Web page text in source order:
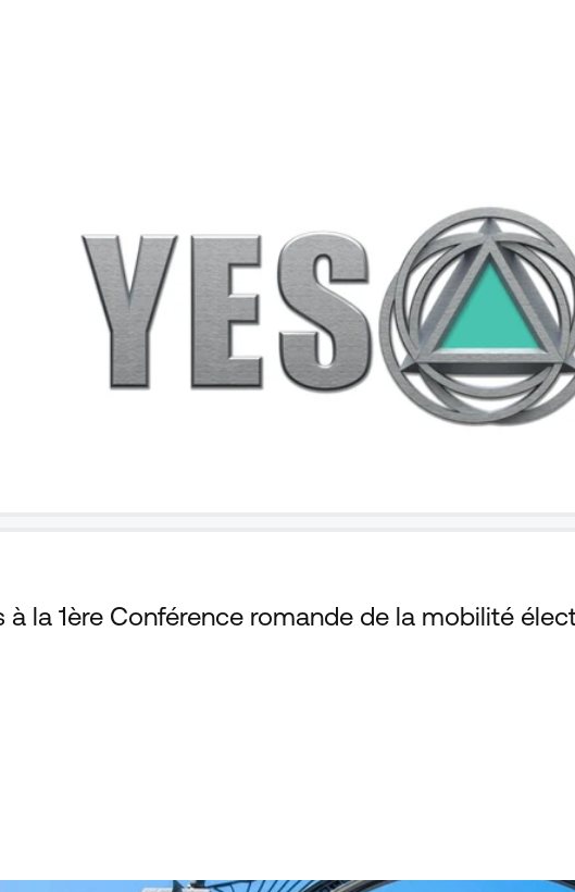
à la 1ère Conférence romande de la mobilité